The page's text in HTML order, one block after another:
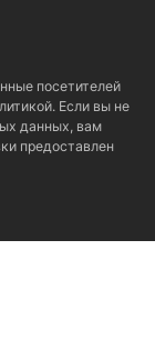
посетителей
. Если вы не
данных, вам
предоставлен